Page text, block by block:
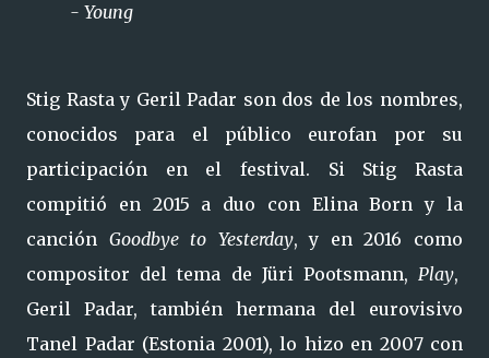
- Young
Stig Rasta y Geril Padar son dos de los nombres,
conocidos para el público eurofan por su
participación en el festival. Si Stig Rasta
compitió en 2015 a duo con Elina Born y la
canción Goodbye to Yesterday, y en 2016 como
compositor del tema de Jüri Pootsmann, Play,
Geril Padar, también hermana del eurovisivo
Tanel Padar (Estonia 2001), lo hizo en 2007 con